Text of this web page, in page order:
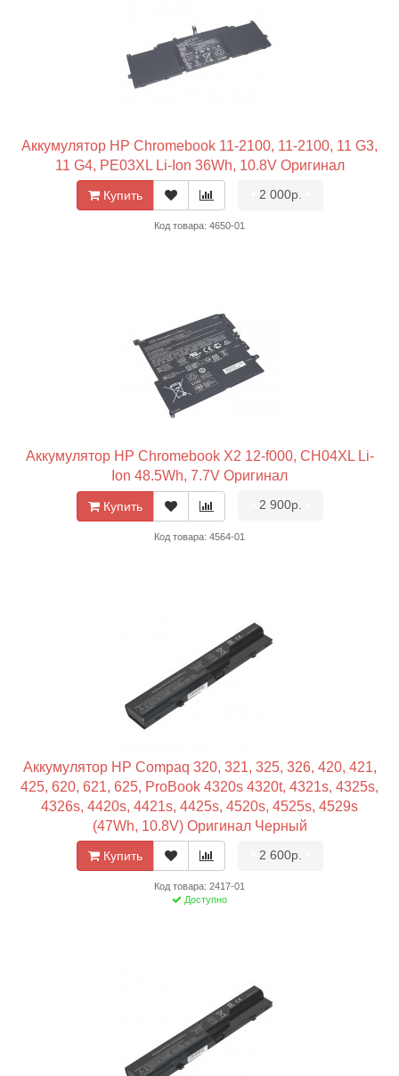
Аккумулятор HP Chromebook 11-2100, 11-2100, 11 G3,
11 G4, PE03XL Li-Ion 36Wh, 10.8V Оригинал
Купить 2 000р.
Код товара: 4650-01
Аккумулятор HP Chromebook X2 12-f000, CH04XL Li-
Ion 48.5Wh, 7.7V Оригинал
Купить 2 900р.
Код товара: 4564-01
Аккумулятор HP Compaq 320, 321, 325, 326, 420, 421,
425, 620, 621, 625, ProBook 4320s 4320t, 4321s, 4325s,
4326s, 4420s, 4421s, 4425s, 4520s, 4525s, 4529s
(47Wh, 10.8V) Оригинал Черный
Купить 2 600р.
Код товара: 2417-01
Доступно